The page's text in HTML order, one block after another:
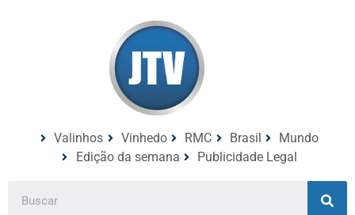
Valinhos Vinhedo RMC Brasil
Mundo
Edição da semana
Publicidade Legal